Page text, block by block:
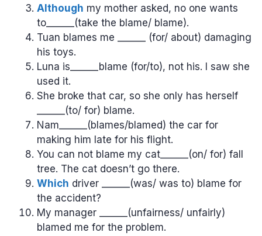
Although my mother asked, no one wants
to______(take the blame/ blame).
Tuan blames me ______ (for/ about) damaging
his toys.
Luna is______blame (for/to), not his. I saw she
used it.
She broke that car, so she only has herself
______(to/ for) blame.
Nam______(blames/blamed) the car for
making him late for his flight.
You can not blame my cat______(on/ for) fall
tree. The cat doesn’t go there.
Which driver ______(was/ was to) blame for
the accident?
My manager ______(unfairness/ unfairly)
blamed me for the problem.